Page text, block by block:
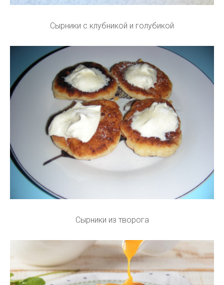
Сырники с клубникой и голубикой
Сырники из творога